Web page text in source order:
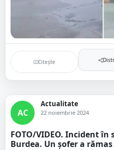
Citește
AC
Actualitate
22 noiembrie 2024
FOTO/VIDEO. Incident
Burdea. Un șofer a